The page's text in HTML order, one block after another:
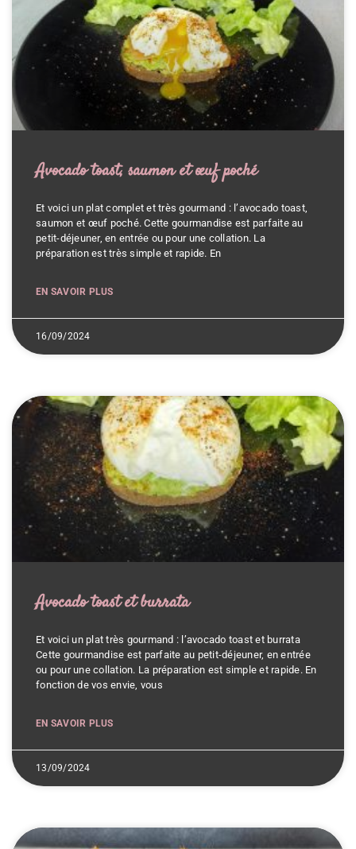
Avocado toast, saumon et œuf poché
Et voici un plat complet et très gourmand : l’avocado toast,
saumon et œuf poché. Cette gourmandise est parfaite au
petit-déjeuner, en entrée ou pour une collation. La
préparation est très simple et rapide. En
EN SAVOIR PLUS
16/09/2024
Avocado toast et burrata
Et voici un plat très gourmand : l’avocado toast et burrata
Cette gourmandise est parfaite au petit-déjeuner, en entrée
ou pour une collation. La préparation est simple et rapide. En
fonction de vos envie, vous
EN SAVOIR PLUS
13/09/2024